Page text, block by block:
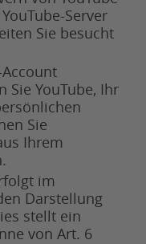
Server
Sie besucht
Sie YouTube, Ihr
Sie
Ihrem
im
Darstellung
stellt ein
von Art. 6